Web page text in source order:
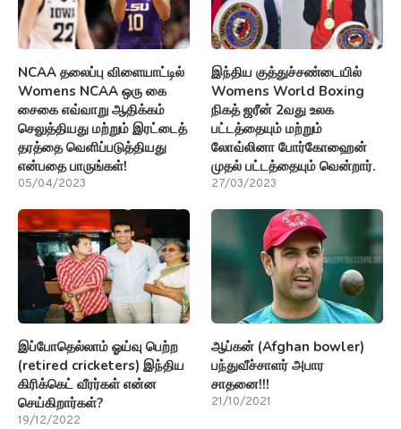
NCAA தலைப்பு விளையாட்டில்
Womens NCAA ஒரு கை
சைகை எவ்வாறு ஆதிக்கம்
செலுத்தியது மற்றும் இரட்டைத்
தரத்தை வெளிப்படுத்தியது
என்பதை பாருங்கள்!
05/04/2023
இந்திய குத்துச்சண்டையில்
Womens World Boxing
நிகத் ஜரீன் 2வது உலக
பட்டத்தையும் மற்றும்
லோவ்லினா போர்கோஹைன்
முதல் பட்டத்தையும் வென்றார்.
27/03/2023
இப்போதெல்லாம் ஓய்வு பெற்ற
(retired cricketers) இந்திய
கிரிக்கெட் வீரர்கள் என்ன
செய்கிறார்கள்?
19/12/2022
ஆப்கன் (Afghan bowler)
பந்துவீச்சாளர் அபார
சாதனை!!!
21/10/2021